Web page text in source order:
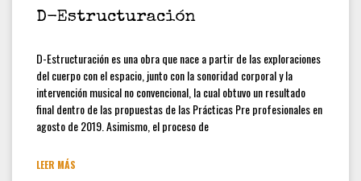
D-Estructuración
D-Estructuración es una obra que nace a partir de las exploraciones
del cuerpo con el espacio, junto con la sonoridad corporal y la
intervención musical no convencional, la cual obtuvo un resultado
final dentro de las propuestas de las Prácticas Pre profesionales en
agosto de 2019. Asimismo, el proceso de
LEER MÁS